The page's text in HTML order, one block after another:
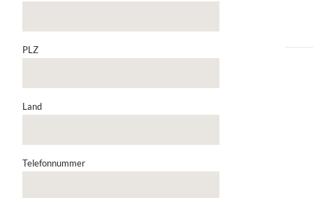
PLZ
Land
Telefonnummer